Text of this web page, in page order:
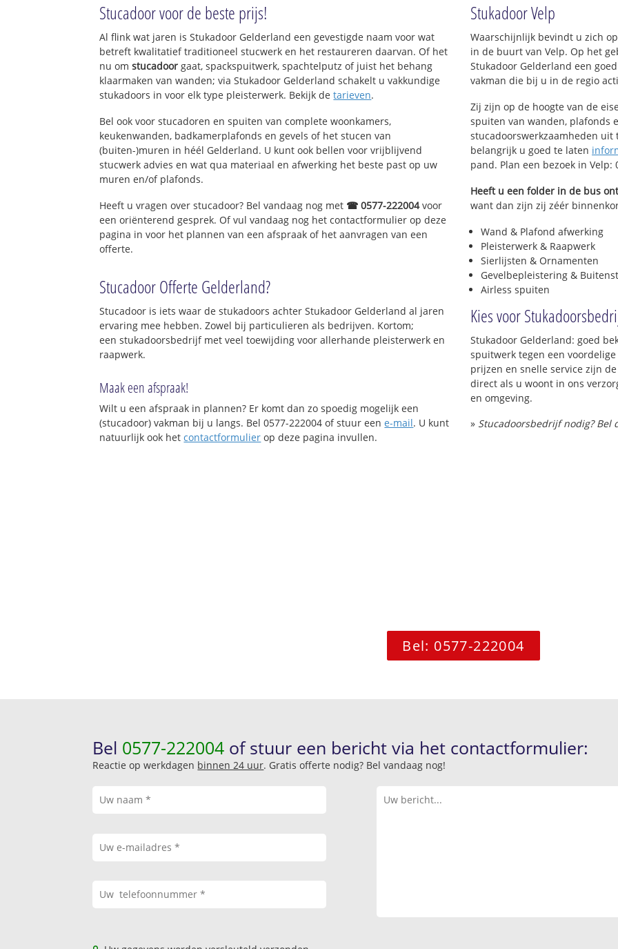
Velp-Zuid beneden spoorlijn
Velp-Zuid ten zuiden van
Waterstraat
Stucadoor voor de beste prijs!
Al flink wat jaren is Stukadoor Gelderland een gevestigde naam voor wat
betreft kwalitatief traditioneel stucwerk en het restaureren daarvan. Of het
nu omstucadoor gaat, spackspuitwerk, spachtelputz of juist het behang
klaarmaken van wanden; via Stukadoor Gelderland schakelt u vakkundige
stukadoors in voor elk type pleisterwerk. Bekijk detarieven.
Bel ook voor stucadoren en spuiten van complete woonkamers,
keukenwanden, badkamerplafonds en gevels of het stucen van
(buiten-)muren in héél Gelderland. U kunt ook bellen voor vrijblijvend
stucwerk advies en wat qua materiaal en afwerking het beste past op uw
muren en/of plafonds.
Heeft u vragen over stucadoor? Bel vandaag nog met ☎ 0577-222004voor
een oriënterend gesprek. Of vul vandaag nog het contactformulier op deze
pagina in voor het plannen van een afspraak of het aanvragen van een
offerte.
Stucadoor Offerte Gelderland?
Stucadoor is iets waar de stukadoors achter Stukadoor Gelderland al jaren
ervaring mee hebben. Zowel bij particulieren als bedrijven. Kortom;
een stukadoorsbedrijf met veel toewijding voor allerhande pleisterwerk en
raapwerk.
Maak een afspraak!
Wilt u een afspraak in plannen? Er komt dan zo spoedig mogelijk een
(stucadoor) vakman bij u langs. Bel 0577-222004 of stuur eene-mail. U kunt
natuurlijk ook hetcontactformulier op deze pagina invullen.
Stukadoor Velp
Waarschijnlijk bevindt u zich
in de buurt van Velp. Op het
Stukadoor Gelderland een
vakman die bij u in de regio
Zij zijn op de hoogte van de
spuiten van wanden, plafonds
stucadoorswerkzaamheden
belangrijk u goed te laten
pand. Plan een bezoek in Velp:
Heeft u een folder in de bus
want dan zijn zij zéér
Wand & Plafond afwerking
Pleisterwerk & Raapwerk
Sierlijsten & Ornamenten
Gevelbepleistering &
Airless spuiten
Kies voor
Stukadoor Gelderland: goed
spuitwerk tegen een
prijzen en snelle service zijn
direct als u woont in ons
en omgeving.
» Stucadoorsbedrijf nodig? Bel
Bel: 0577-222004
Bel 0577-222004 of stuur een bericht via het contactformulier:
Reactie op werkdagen binnen 24 uur. Gratis offerte nodig? Bel vandaag nog!